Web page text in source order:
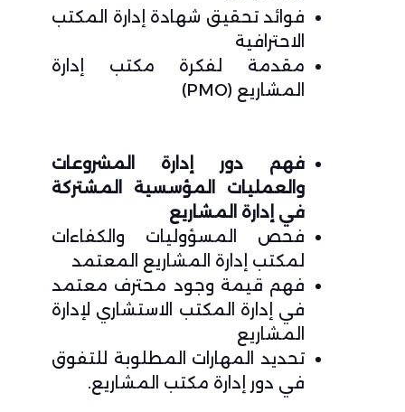
فوائد تحقيق شهادة إدارة المكتب
الاحترافية
مقدمة لفكرة مكتب إدارة
المشاريع (PMO)
فهم دور إدارة المشروعات
والعمليات المؤسسية المشتركة
في إدارة المشاريع
فحص المسؤوليات والكفاءات
لمكتب إدارة المشاريع المعتمد
فهم قيمة وجود محترف معتمد
في إدارة المكتب الاستشاري لإدارة
المشاريع
تحديد المهارات المطلوبة للتفوق
في دور إدارة مكتب المشاريع.